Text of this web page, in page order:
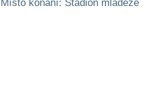
Místo konání: Stadion mládeže